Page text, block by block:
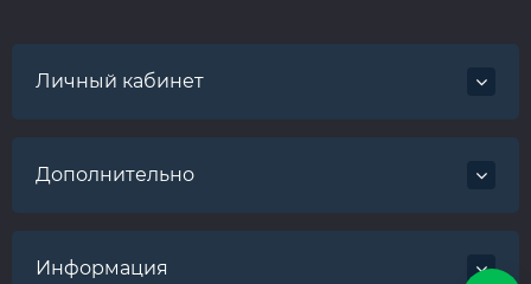
Личный кабинет
Дополнительно
Информация